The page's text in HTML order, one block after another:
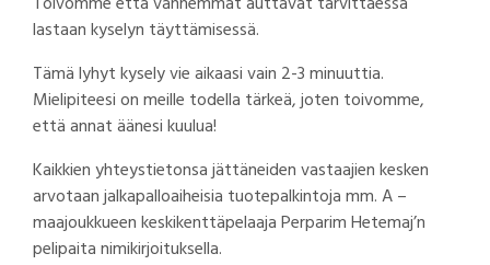
lastaan kyselyn täyttämisessä.
Tämä lyhyt kysely vie aikaasi vain 2-3 minuuttia.
Mielipiteesi on meille todella tärkeä, joten toivomme,
että annat äänesi kuulua!
Kaikkien yhteystietonsa jättäneiden vastaajien kesken
arvotaan jalkapalloaiheisia tuotepalkintoja mm. A –
maajoukkueen keskikenttäpelaaja Perparim Hetemaj’n
pelipaita nimikirjoituksella.